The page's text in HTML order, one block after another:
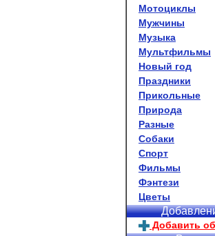
Мотоциклы
Мужчины
Музыка
Мультфильмы
Новый год
Праздники
Прикольные
Природа
Разные
Собаки
Спорт
Фильмы
Фэнтези
Цветы
Добавить